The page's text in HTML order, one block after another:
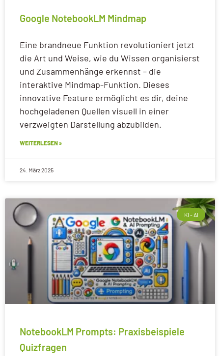
Google NotebookLM Mindmap
Eine brandneue Funktion revolutioniert jetzt
die Art und Weise, wie du Wissen organisierst
und Zusammenhänge erkennst – die
interaktive Mindmap-Funktion. Dieses
innovative Feature ermöglicht es dir, deine
hochgeladenen Quellen visuell in einer
verzweigten Darstellung abzubilden.
WEITERLESEN »
24. März 2025
KI - AI
NotebookLM Prompts: Praxisbeispiele
Quizfragen